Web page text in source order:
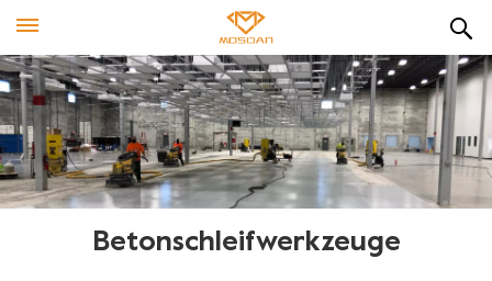
Betonschleifwerkzeuge